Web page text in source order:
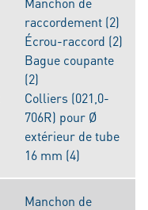
raccordement (2)
Écrou-raccord (2)
Bague coupante
(2)
Colliers (021,0-
706R) pour Ø
extérieur de tube
16 mm (4)
Manchon de